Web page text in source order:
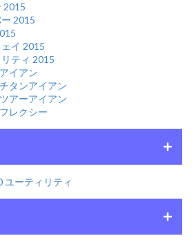
2015
2015
イ 2015
ティ 2015
イアン
タンアイアン
アーアイアン
レクシー
ユーティリティ